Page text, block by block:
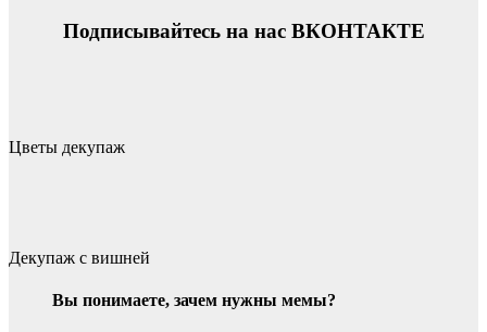
Подписывайтесь на нас ВКОНТАКТЕ
Цветы декупаж
Декупаж с вишней
Вы понимаете, зачем нужны мемы?